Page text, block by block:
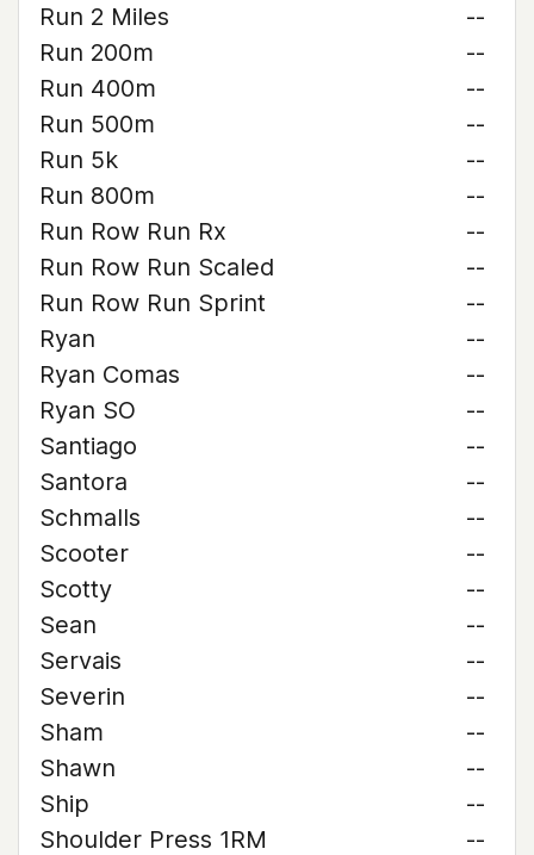
Run 2 Miles
--
Run 200m
--
Run 400m
--
Run 500m
--
Run 5k
--
Run 800m
--
Run Row Run Rx
--
Run Row Run Scaled
--
Run Row Run Sprint
--
Ryan
--
Ryan Comas
--
Ryan SO
--
Santiago
--
Santora
--
Schmalls
--
Scooter
--
Scotty
--
Sean
--
Servais
--
Severin
--
Sham
--
Shawn
--
Ship
--
Shoulder Press 1RM
--